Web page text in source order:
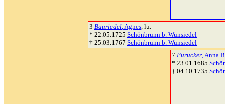
3 Bauriedel, Agnes, lu.
* 22.05.1725 Schönbrunn b. Wunsiedel
† 25.03.1767 Schönbrunn b. Wunsiedel
7 Purucker, Anna
* 23.01.1685
† 04.10.1735